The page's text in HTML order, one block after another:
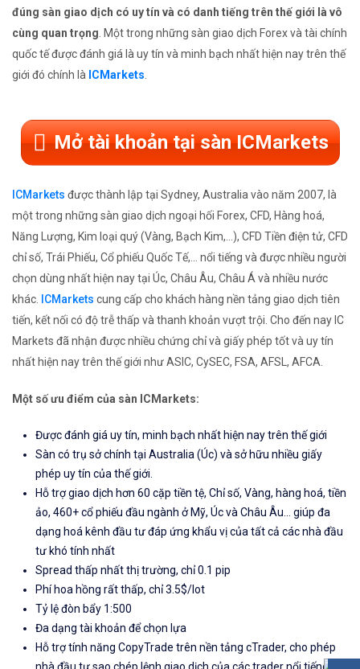
đúng sàn giao dịch có uy tín và có danh tiếng trên thế giới là vô
cùng quan trọng. Một trong những sàn giao dịch Forex và tài chính
quốc tế được đánh giá là uy tín và minh bạch nhất hiện nay trên thế
giới đó chính là ICMarkets.
Mở tài khoản tại sàn ICMarkets
ICMarkets được thành lập tại Sydney, Australia vào năm 2007, là
một trong những sàn giao dịch ngoại hối Forex, CFD, Hàng hoá,
Năng Lượng, Kim loại quý (Vàng, Bạch Kim,...), CFD Tiền điện tử, CFD
chỉ số, Trái Phiếu, Cổ phiếu Quốc Tế,... nổi tiếng và được nhiều người
chọn dùng nhất hiện nay tại Úc, Châu Âu, Châu Á và nhiều nước
khác. ICMarkets cung cấp cho khách hàng nền tảng giao dịch tiên
tiến, kết nối có độ trễ thấp và thanh khoản vượt trội. Cho đến nay IC
Markets đã nhận được nhiều chứng chỉ và giấy phép tốt và uy tín
nhất hiện nay trên thế giới như ASIC, CySEC, FSA, AFSL, AFCA.
Một số ưu điểm của sàn ICMarkets:
Được đánh giá uy tín, minh bạch nhất hiện nay trên thế giới
Sàn có trụ sở chính tại Australia (Úc) và sở hữu nhiều giấy
phép uy tín của thế giới.
Hỗ trợ giao dịch hơn 60 cặp tiền tệ, Chỉ số, Vàng, hàng hoá, tiền
ảo, 460+ cổ phiếu đầu ngành ở Mỹ, Úc và Châu Âu... giúp đa
dạng hoá kênh đầu tư đáp ứng khẩu vị của tất cả các nhà đầu
tư khó tính nhất
Spread thấp nhất thị trường, chỉ 0.1 pip
Phí hoa hồng rất thấp, chỉ 3.5$/lot
Tỷ lệ đòn bẩy 1:500
Đa dạng tài khoản để chọn lựa
Hỗ trợ tính năng CopyTrade trên nền tảng cTrader, cho phép